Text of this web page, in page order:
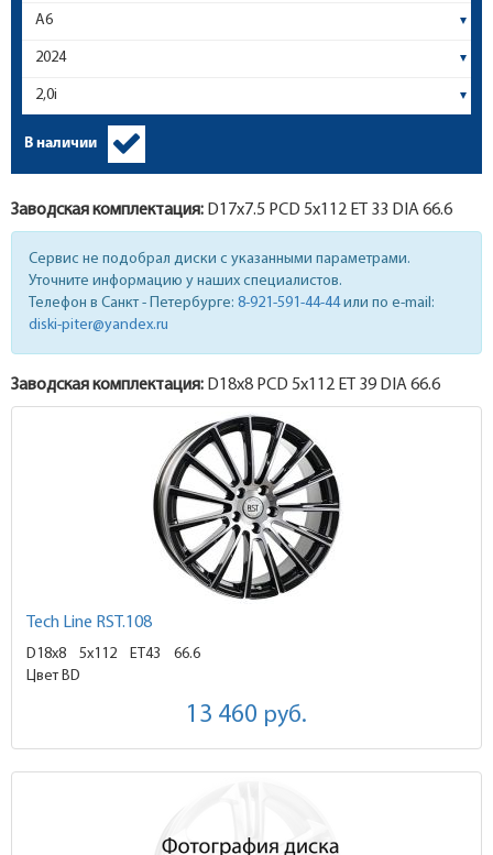
В наличии
Заводская комплектация: D17x7.5 PCD 5x112 ET 33 DIA 66.6
Сервис не подобрал диски с указанными параметрами.
Уточните информацию у наших специалистов.
Телефон в Санкт - Петербурге: 8-921-591-44-44или по e-mail:
diski-piter@yandex.ru
Заводская комплектация: D18x8 PCD 5x112 ET 39 DIA 66.6
Tech Line RST.108
D18x8 5x112 ET43
66.6
Цвет BD
13 460 руб.